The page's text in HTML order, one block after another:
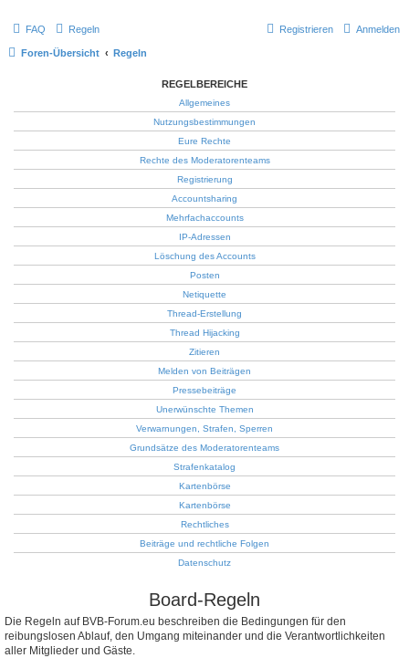
FAQ Regeln Anmelden
Registrieren
Foren-Übersicht Regeln
REGELBEREICHE
Allgemeines
Nutzungsbestimmungen
Eure Rechte
Rechte des Moderatorenteams
Registrierung
Accountsharing
Mehrfachaccounts
IP-Adressen
Löschung des Accounts
Posten
Netiquette
Thread-Erstellung
Thread Hijacking
Zitieren
Melden von Beiträgen
Pressebeiträge
Unerwünschte Themen
Verwarnungen, Strafen, Sperren
Grundsätze des Moderatorenteams
Strafenkatalog
Kartenbörse
Kartenbörse
Rechtliches
Beiträge und rechtliche Folgen
Datenschutz
Board-Regeln
Die Regeln auf BVB-Forum.eu beschreiben die Bedingungen für den
reibungslosen Ablauf, den Umgang miteinander und die Verantwortlichkeiten
aller Mitglieder und Gäste.